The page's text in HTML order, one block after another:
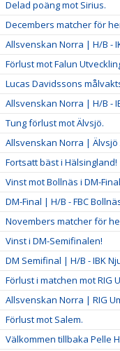
Delad poäng mot Sirius.
Decembers matcher för
Allsvenskan Norra | H/B -
Förlust mot Falun
Lucas Davidssons
Allsvenskan Norra | H/B -
Tung förlust mot Älvsjö.
Allsvenskan Norra | Älvsjö
Fortsatt bäst i Hälsingland!
Vinst mot Bollnäs i DM-
DM-Final | H/B - FBC
Novembers matcher för
Vinst i DM-Semifinalen!
DM Semifinal | H/B - IBK
Förlust i matchen mot RIG
Allsvenskan Norra | RIG
Förlust mot Salem.
Välkommen tillbaka Pelle